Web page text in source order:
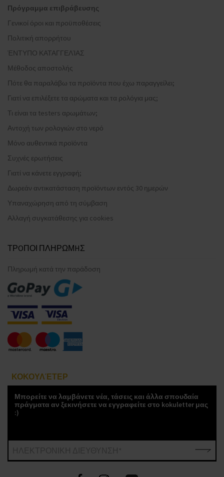
Πρόγραμμα επιβράβευσης
Γενικοί όροι και προϋποθέσεις
Πολιτική απορρήτου
ΈΝΤΥΠΟ ΚΑΤΑΓΓΕΛΊΑΣ
Μέθοδος αποστολής
Πότε θα παραλάβω τα προϊόντα που έχω παραγγείλει;
Γιατί να επιλέξετε τα αρώματα και τα ρολόγια μας;
Τι είναι τα testers αρωμάτων;
Αντοχή των ρολογιών στο νερό
Μόνο αυθεντικά προϊόντα
Συχνές ερωτήσεις
Γιατί να κάνετε εγγραφή;
Δωρεάν αντικατάσταση προϊόντων εντός 30 ημερών
Υπαναχώρηση από τη σύμβαση
Αλλαγή συγκατάθεσης για cookies
ΤΡOΠΟΙ ΠΛΗΡΩΜHΣ
Πληρωμή κατά την παράδοση
ΚΟΚΟΥΛΈΤΕΡ
Μπορείτε να λαμβάνετε νέα, τάσεις και άλλα σπουδαία
πράγματα αν ξεκινήσετε να εγγραφείτε στο kokuletter μας
:)